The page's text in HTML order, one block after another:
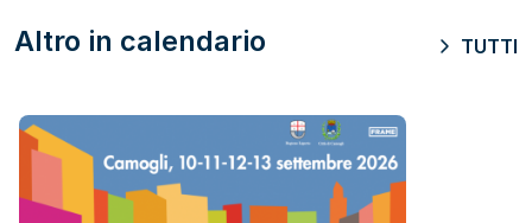
Altro in calendario TUTTI